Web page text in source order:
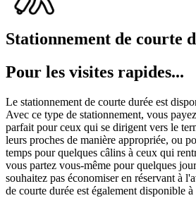
Stationnement de courte
Pour les visites rapides...
Le stationnement de courte durée est
Avec ce type de stationnement, vous
parfait pour ceux qui se dirigent vers le
leurs proches de manière appropriée, ou
temps pour quelques câlins à ceux qui
vous partez vous-même pour quelques
souhaitez pas économiser en réservant à
de courte durée est également disponible